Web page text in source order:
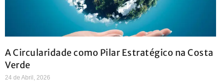
A Circularidade como Pilar Estratégico na Costa
Verde
24 de Abril, 2026